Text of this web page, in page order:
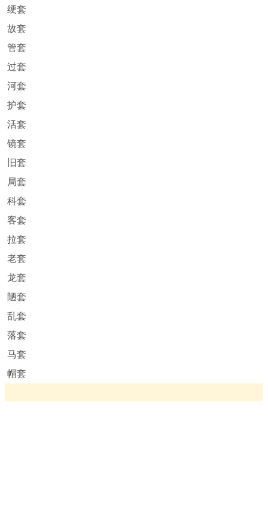
绠套
故套
管套
过套
河套
护套
活套
镜套
旧套
局套
科套
客套
拉套
老套
龙套
陋套
乱套
落套
马套
帽套